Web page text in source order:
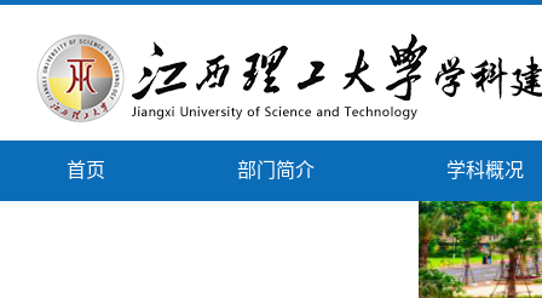
首页 部门简介 学科概况